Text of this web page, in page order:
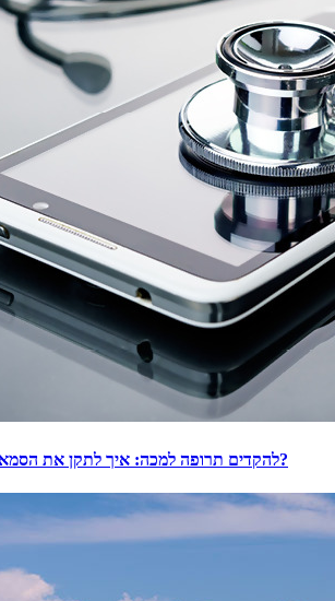
להקדים תרופה למכה: איך לתקן את הסמארטפון בדרך משתלמת?